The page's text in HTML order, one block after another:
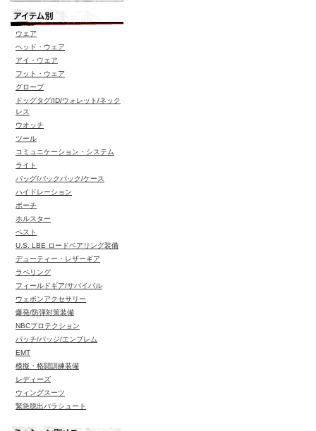
ウェア
ヘッド・ウェア
アイ・ウェア
フット・ウェア
グローブ
ドッグタグ/ID/ウォレット/ネック
レス
ウオッチ
ツール
コミュニケーション・システム
ライト
バッグ/バックパック/ケース
ハイドレーション
ポーチ
ホルスター
ベスト
U.S. LBE ロードベアリング装備
デューティー・レザーギア
ラペリング
フィールドギア/サバイバル
ウェポンアクセサリー
爆発/防弾対策装備
NBCプロテクション
パッチ/バッジ/エンブレム
EMT
模擬・格闘訓練装備
レディーズ
ウィングスーツ
緊急脱出パラシュート